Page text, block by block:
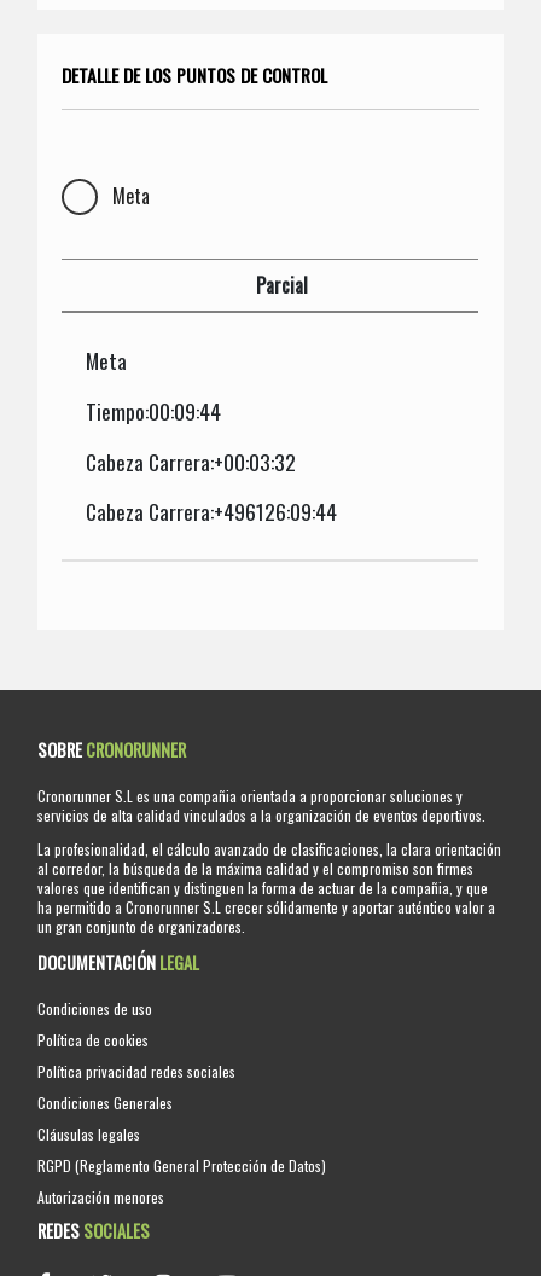
DETALLE DE LOS PUNTOS DE CONTROL
Meta
Parcial
Meta
Tiempo:00:09:44
Cabeza Carrera:+00:03:32
Cabeza Carrera:+496126:09:44
SOBRECRONORUNNER
Cronorunner S.L es una compañia orientada a proporcionar soluciones y
servicios de alta calidad vinculados a la organización de eventos deportivos.
La profesionalidad, el cálculo avanzado de clasificaciones, la clara orientación
al corredor, la búsqueda de la máxima calidad y el compromiso son firmes
valores que identifican y distinguen la forma de actuar de la compañia, y que
ha permitido a Cronorunner S.L crecer sólidamente y aportar auténtico valor a
un gran conjunto de organizadores.
DOCUMENTACIÓNLEGAL
Condiciones de uso
Política de cookies
Política privacidad redes sociales
Condiciones Generales
Cláusulas legales
RGPD (Reglamento General Protección de Datos)
Autorización menores
REDESSOCIALES